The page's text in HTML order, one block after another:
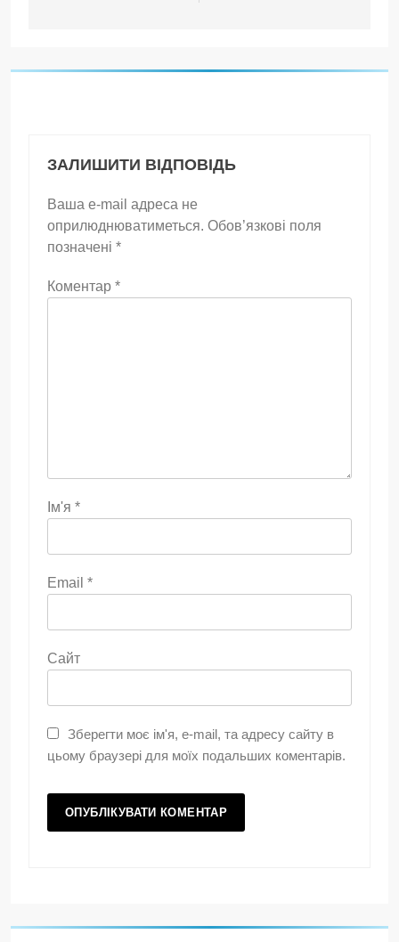
ЗАЛИШИТИ ВІДПОВІДЬ
Ваша e-mail адреса не
оприлюднюватиметься. Обов’язкові поля
позначені *
Коментар *
Ім'я *
Email *
Сайт
Зберегти моє ім'я, e-mail, та адресу сайту в
цьому браузері для моїх подальших коментарів.